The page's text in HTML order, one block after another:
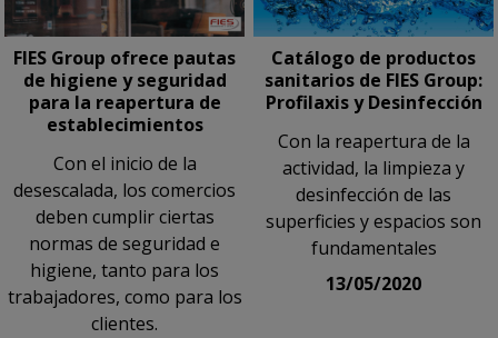
FIES Group ofrece pautas
de higiene y seguridad
para la reapertura de
establecimientos
Con el inicio de la
desescalada, los comercios
deben cumplir ciertas
normas de seguridad e
higiene, tanto para los
trabajadores, como para los
clientes.
Catálogo de productos
sanitarios de FIES Group:
Profilaxis y Desinfección
Con la reapertura de la
actividad, la limpieza y
desinfección de las
superficies y espacios son
fundamentales
13/05/2020